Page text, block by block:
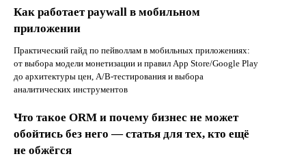
Как работает paywall в мобильном
приложении
Практический гайд по пейволлам в мобильных приложениях:
от выбора модели монетизации и правил App Store/Google Play
до архитектуры цен, A/B-тестирования и выбора
аналитических инструментов
Что такое ORM и почему бизнес не может
обойтись без него — статья для тех, кто ещё
не обжёгся